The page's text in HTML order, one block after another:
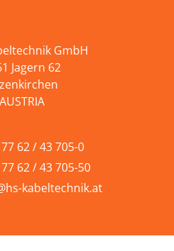
GmbH
Jagern 62
AUSTRIA
62 / 43 705-0
62 / 43 705-50
kabeltechnik.at